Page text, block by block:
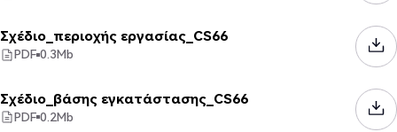
Σχέδιο_περιοχής εργασίας_CS66
PDF 0.3Mb
Σχέδιο_βάσης εγκατάστασης_CS66
PDF 0.2Mb